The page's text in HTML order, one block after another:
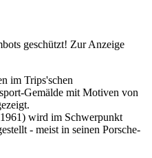
geschützt! Zur Anzeige
im Trips'schen
Gemälde mit Motiven von
wird im Schwerpunkt
- meist in seinen Porsche-